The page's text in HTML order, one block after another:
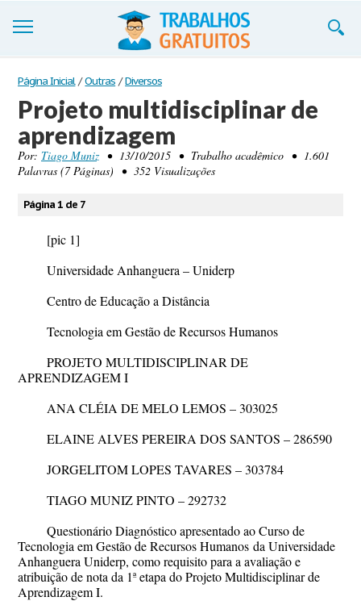
Trabalhos
Cadastre-se
Entre
Blog
Contate-nos
Página Inicial / Outras / Diversos
Projeto multidisciplinar de
aprendizagem
Por: Tiago Muniz• 13/10/2015 • Trabalho acadêmico • 1.601
Palavras (7 Páginas) • 352 Visualizações
Página 1 de 7
[pic 1]
Universidade Anhanguera – Uniderp
Centro de Educação a Distância
Tecnologia em Gestão de Recursos Humanos
PROJETO MULTIDISCIPLINAR DE
APRENDIZAGEM I
ANA CLÉIA DE MELO LEMOS – 303025
ELAINE ALVES PEREIRA DOS SANTOS – 286590
JORGELITOM LOPES TAVARES – 303784
TIAGO MUNIZ PINTO – 292732
Questionário Diagnóstico apresentado ao Curso de
Tecnologia em Gestão de Recursos Humanos da Universidade
Anhanguera Uniderp, como requisito para a avaliação e
atribuição de nota da 1ª etapa do Projeto Multidisciplinar de
Aprendizagem I.